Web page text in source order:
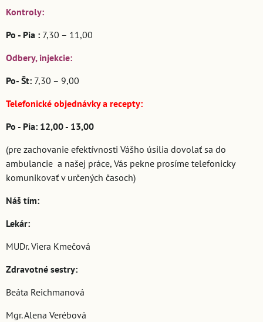
Kontroly:
Po - Pia : 7,30 – 11,00
Odbery, injekcie:
Po- Št: 7,30 – 9,00
Telefonické objednávky a recepty:
Po - Pia: 12,00 - 13,00
(pre zachovanie efektívnosti Vášho úsilia dovolať sa do
ambulancie a našej práce, Vás pekne prosíme telefonicky
komunikovať v určených časoch)
Náš tím:
Lekár:
MUDr. Viera Kmečová
Zdravotné sestry:
Beáta Reichmanová
Mgr. Alena Verébová